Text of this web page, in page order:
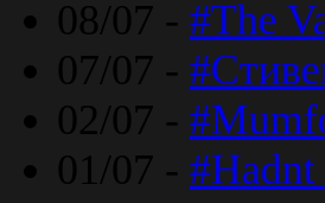
08/07 - #The
07/07 -
02/07 -
01/07 - #Hadnt